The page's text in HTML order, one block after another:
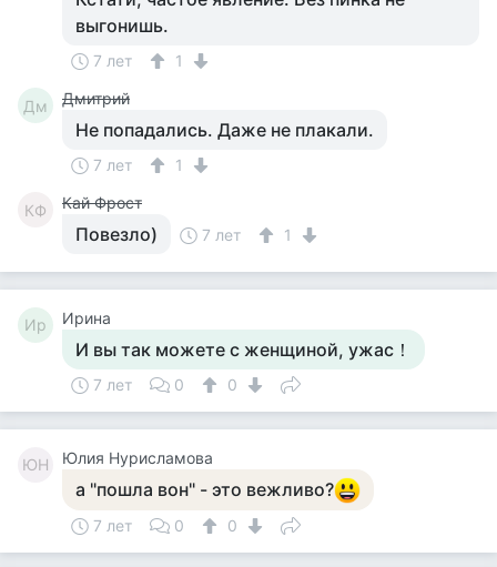
выгонишь.
7 лет 1
Дм Дмитрий
Не попадались. Даже не плакали.
7 лет 1
КФ Кай Фрост
Повезло) 7 лет 1
Ир Ирина
И вы так можете с женщиной, ужас！
7 лет 0 0
ЮН Юлия Нурисламова
а "пошла вон" - это вежливо?
7 лет 0 0